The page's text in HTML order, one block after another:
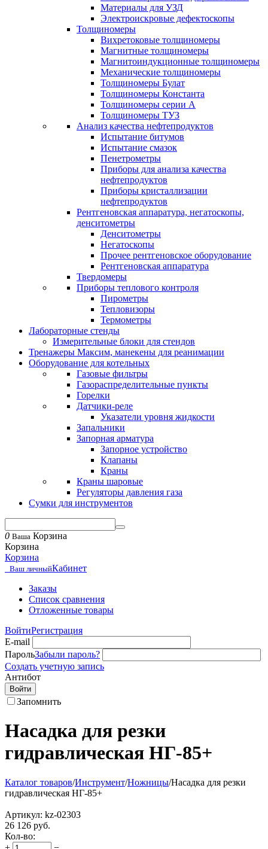
Материалы для УЗД
Электроискровые дефектоскопы
Толщиномеры
Вихретоковые толщиномеры
Магнитные толщиномеры
Магнитоиндукционные толщиномеры
Механические толщиномеры
Толщиномеры Булат
Толщиномеры Константа
Толщиномеры серии А
Толщиномеры ТУЗ
Анализ качества нефтепродуктов
Испытание битумов
Испытание смазок
Пенетрометры
Приборы для анализа качества
нефтепродуктов
Приборы кристаллизации
нефтепродуктов
Рентгеновская аппаратура, негатоскопы,
денситометры
Денситометры
Негатоскопы
Прочее рентгеновское оборудование
Рентгеновская аппаратура
Твердомеры
Приборы теплового контроля
Пирометры
Тепловизоры
Термометры
Лабораторные стенды
Измерительные блоки для стендов
Тренажеры Максим, манекены для реанимации
Оборудование для котельных
Газовые фильтры
Газораспределительные пункты
Горелки
Датчики-реле
Указатели уровня жидкости
Запальники
Запорная арматура
Запорное устройство
Клапаны
Краны
Краны шаровые
Регуляторы давления газа
Сумки для инструментов
0 Ваша Корзина
Корзина
Корзина
Ваш личныйКабинет
Заказы
Список сравнения
Отложенные товары
ВойтиРегистрация
E-mail
ПарольЗабыли пароль?
Создать учетную запись
Антибот
Войти
Запомнить
Насадка для резки
гидравлическая НГ-85+
Каталог товаров/Инструмент/Ножницы/Насадка для резки
гидравлическая НГ-85+
Артикул: kz-02303
26 126 руб.
Кол-во: